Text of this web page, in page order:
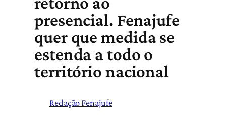
presencial. Fenajufe
quer que medida se
estenda a todo o
território nacional
Redação Fenajufe